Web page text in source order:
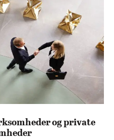
og private